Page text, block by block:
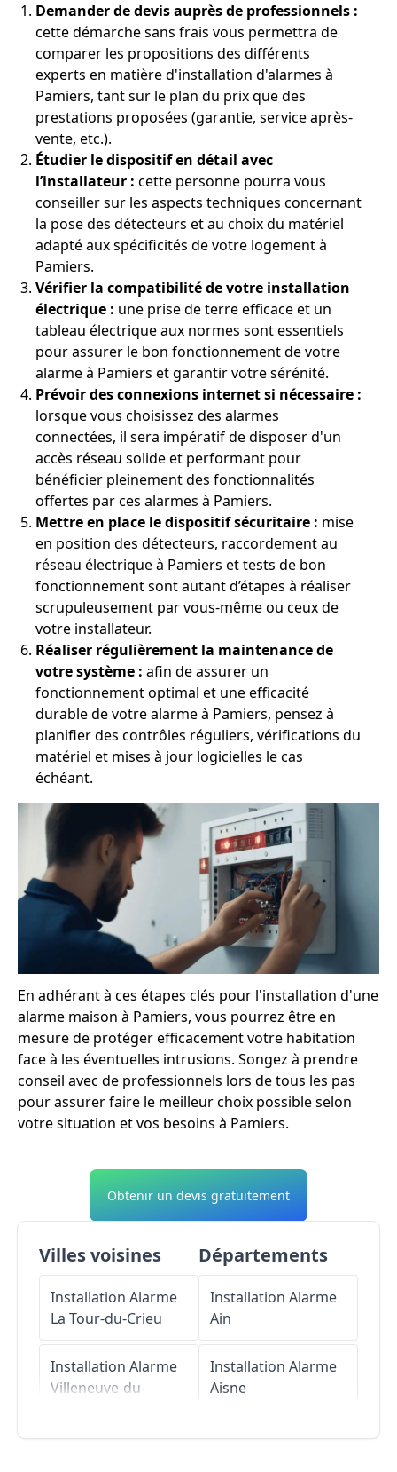
Demander de devis auprès de professionnels :
cette démarche sans frais vous permettra de
comparer les propositions des différents
experts en matière d'installation d'alarmes à
Pamiers, tant sur le plan du prix que des
prestations proposées (garantie, service après-
vente, etc.).
Étudier le dispositif en détail avec
l’installateur : cette personne pourra vous
conseiller sur les aspects techniques concernant
la pose des détecteurs et au choix du matériel
adapté aux spécificités de votre logement à
Pamiers.
Vérifier la compatibilité de votre installation
électrique : une prise de terre efficace et un
tableau électrique aux normes sont essentiels
pour assurer le bon fonctionnement de votre
alarme à Pamiers et garantir votre sérénité.
Prévoir des connexions internet si nécessaire :
lorsque vous choisissez des alarmes
connectées, il sera impératif de disposer d'un
accès réseau solide et performant pour
bénéficier pleinement des fonctionnalités
offertes par ces alarmes à Pamiers.
Mettre en place le dispositif sécuritaire : mise
en position des détecteurs, raccordement au
réseau électrique à Pamiers et tests de bon
fonctionnement sont autant d’étapes à réaliser
scrupuleusement par vous-même ou ceux de
votre installateur.
Réaliser régulièrement la maintenance de
votre système : afin de assurer un
fonctionnement optimal et une efficacité
durable de votre alarme à Pamiers, pensez à
planifier des contrôles réguliers, vérifications du
matériel et mises à jour logicielles le cas
échéant.
En adhérant à ces étapes clés pour l'installation d'une
alarme maison à Pamiers, vous pourrez être en
mesure de protéger efficacement votre habitation
face à les éventuelles intrusions. Songez à prendre
conseil avec de professionnels lors de tous les pas
pour assurer faire le meilleur choix possible selon
votre situation et vos besoins à Pamiers.
Obtenir un devis gratuitement
Villes voisines
Installation Alarme
La Tour-du-Crieu
Installation Alarme
Villeneuve-du-
Départements
Installation Alarme
Ain
Installation Alarme
Aisne
Installation Alarme